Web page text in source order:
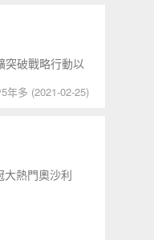
突破戰略行動以
5年多 (2021-02-25)
熱門奧沙利